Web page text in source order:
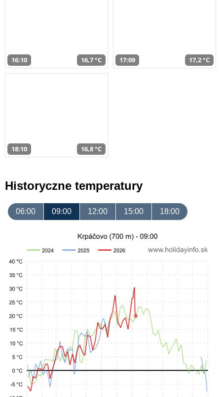
16:10 16,7 °C 17:09 17,2 °C
18:10 16,8 °C
Historyczne temperatury
06:00 09:00 12:00 15:00 18:00